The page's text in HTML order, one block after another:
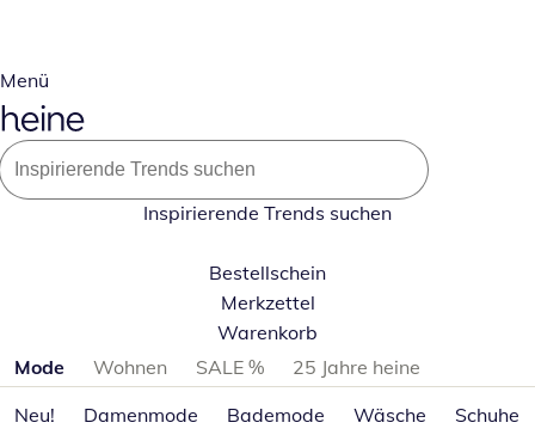
Menü
Inspirierende Trends suchen
Bestellschein
Merkzettel
Warenkorb
Produktkategorien überspringen
Mode Wohnen SALE %
25 Jahre heine
Neu!
Damenmode Bademode Wäsche Schuhe